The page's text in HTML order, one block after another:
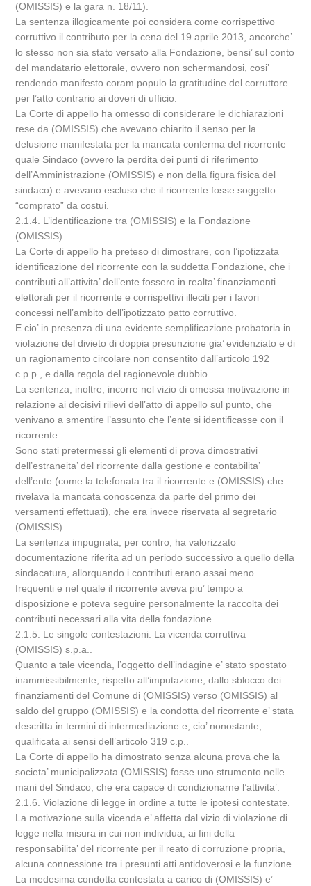
(OMISSIS) e la gara n. 18/11).
La sentenza illogicamente poi considera come corrispettivo
corruttivo il contributo per la cena del 19 aprile 2013, ancorche’
lo stesso non sia stato versato alla Fondazione, bensi’ sul conto
del mandatario elettorale, ovvero non schermandosi, cosi’
rendendo manifesto coram populo la gratitudine del corruttore
per l’atto contrario ai doveri di ufficio.
La Corte di appello ha omesso di considerare le dichiarazioni
rese da (OMISSIS) che avevano chiarito il senso per la
delusione manifestata per la mancata conferma del ricorrente
quale Sindaco (ovvero la perdita dei punti di riferimento
dell’Amministrazione (OMISSIS) e non della figura fisica del
sindaco) e avevano escluso che il ricorrente fosse soggetto
“comprato” da costui.
2.1.4. L’identificazione tra (OMISSIS) e la Fondazione
(OMISSIS).
La Corte di appello ha preteso di dimostrare, con l’ipotizzata
identificazione del ricorrente con la suddetta Fondazione, che i
contributi all’attivita’ dell’ente fossero in realta’ finanziamenti
elettorali per il ricorrente e corrispettivi illeciti per i favori
concessi nell’ambito dell’ipotizzato patto corruttivo.
E cio’ in presenza di una evidente semplificazione probatoria in
violazione del divieto di doppia presunzione gia’ evidenziato e di
un ragionamento circolare non consentito dall’articolo 192
c.p.p., e dalla regola del ragionevole dubbio.
La sentenza, inoltre, incorre nel vizio di omessa motivazione in
relazione ai decisivi rilievi dell’atto di appello sul punto, che
venivano a smentire l’assunto che l’ente si identificasse con il
ricorrente.
Sono stati pretermessi gli elementi di prova dimostrativi
dell’estraneita’ del ricorrente dalla gestione e contabilita’
dell’ente (come la telefonata tra il ricorrente e (OMISSIS) che
rivelava la mancata conoscenza da parte del primo dei
versamenti effettuati), che era invece riservata al segretario
(OMISSIS).
La sentenza impugnata, per contro, ha valorizzato
documentazione riferita ad un periodo successivo a quello della
sindacatura, allorquando i contributi erano assai meno
frequenti e nel quale il ricorrente aveva piu’ tempo a
disposizione e poteva seguire personalmente la raccolta dei
contributi necessari alla vita della fondazione.
2.1.5. Le singole contestazioni. La vicenda corruttiva
(OMISSIS) s.p.a..
Quanto a tale vicenda, l’oggetto dell’indagine e’ stato spostato
inammissibilmente, rispetto all’imputazione, dallo sblocco dei
finanziamenti del Comune di (OMISSIS) verso (OMISSIS) al
saldo del gruppo (OMISSIS) e la condotta del ricorrente e’ stata
descritta in termini di intermediazione e, cio’ nonostante,
qualificata ai sensi dell’articolo 319 c.p..
La Corte di appello ha dimostrato senza alcuna prova che la
societa’ municipalizzata (OMISSIS) fosse uno strumento nelle
mani del Sindaco, che era capace di condizionarne l’attivita’.
2.1.6. Violazione di legge in ordine a tutte le ipotesi contestate.
La motivazione sulla vicenda e’ affetta dal vizio di violazione di
legge nella misura in cui non individua, ai fini della
responsabilita’ del ricorrente per il reato di corruzione propria,
alcuna connessione tra i presunti atti antidoverosi e la funzione.
La medesima condotta contestata a carico di (OMISSIS) e’